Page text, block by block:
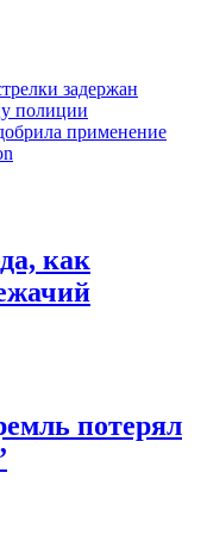
задержан
полиции
применение
как
потерял